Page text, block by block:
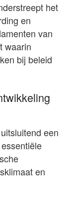
het
en
van
waarin
bij beleid
een
en